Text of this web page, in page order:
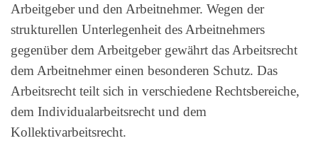
Arbeitgeber und den Arbeitnehmer. Wegen der
strukturellen Unterlegenheit des Arbeitnehmers
gegenüber dem Arbeitgeber gewährt das Arbeitsrecht
dem Arbeitnehmer einen besonderen Schutz. Das
Arbeitsrecht teilt sich in verschiedene Rechtsbereiche,
dem Individualarbeitsrecht und dem
Kollektivarbeitsrecht.